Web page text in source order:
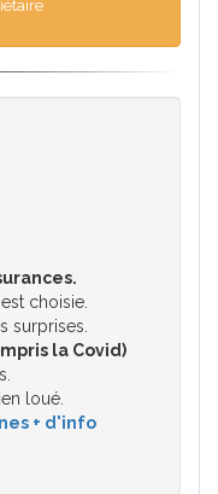
choisie.
surprises.
la Covid)
loué.
+ d'info